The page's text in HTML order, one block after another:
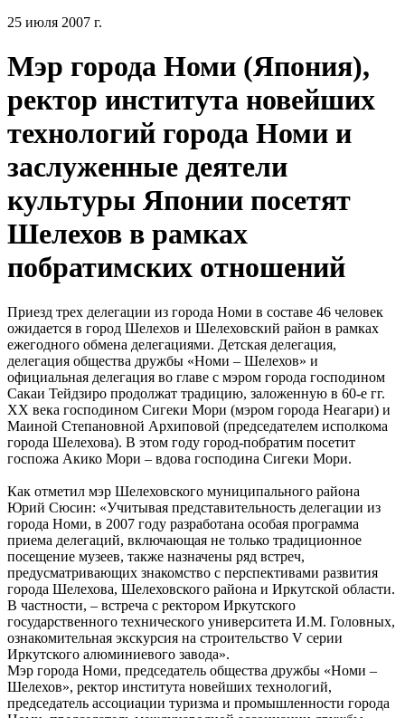
25 июля 2007 г.
Мэр города Номи (Япония),
ректор института новейших
технологий города Номи и
заслуженные деятели
культуры Японии посетят
Шелехов в рамках
побратимских отношений
Приезд трех делегации из города Номи в составе 46 человек
ожидается в город Шелехов и Шелеховский район в рамках
ежегодного обмена делегациями. Детская делегация,
делегация общества дружбы «Номи – Шелехов» и
официальная делегация во главе с мэром города господином
Сакаи Тейдзиро продолжат традицию, заложенную в 60-е гг.
XX века господином Сигеки Мори (мэром города Неагари) и
Маиной Степановной Архиповой (председателем исполкома
города Шелехова). В этом году город-побратим посетит
госпожа Акико Мори – вдова господина Сигеки Мори.
Как отметил мэр Шелеховского муниципального района
Юрий Сюсин: «Учитывая представительность делегации из
города Номи, в 2007 году разработана особая программа
приема делегаций, включающая не только традиционное
посещение музеев, также назначены ряд встреч,
предусматривающих знакомство с перспективами развития
города Шелехова, Шелеховского района и Иркутской области.
В частности, – встреча с ректором Иркутского
государственного технического университета И.М. Головных,
ознакомительная экскурсия на строительство V серии
Иркутского алюминиевого завода».
Мэр города Номи, председатель общества дружбы «Номи –
Шелехов», ректор института новейших технологий,
председатель ассоциации туризма и промышленности города